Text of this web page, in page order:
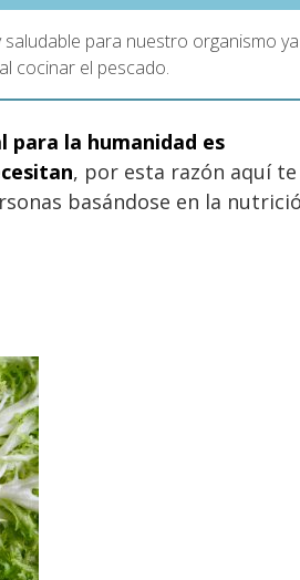
para nuestro organismo ya
cocinar el pescado.
para la humanidad es
, por esta razón aquí te
basándose en la